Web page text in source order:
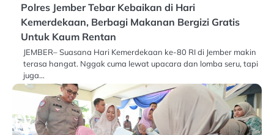
Polres Jember Tebar Kebaikan di Hari
Kemerdekaan, Berbagi Makanan Bergizi Gratis
Untuk Kaum Rentan
JEMBER– Suasana Hari Kemerdekaan ke-80 RI di Jember makin
terasa hangat. Nggak cuma lewat upacara dan lomba seru, tapi
juga…